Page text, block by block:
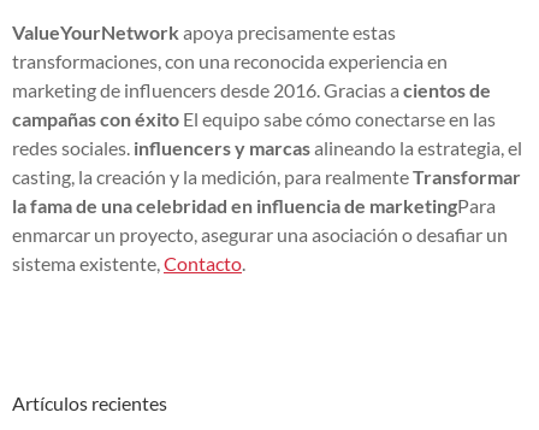
ValueYourNetwork apoya precisamente estas
transformaciones, con una reconocida experiencia en
marketing de influencers desde 2016. Gracias a cientos de
campañas con éxito El equipo sabe cómo conectarse en las
redes sociales. influencers y marcasalineando la estrategia, el
casting, la creación y la medición, para realmenteTransformar
la fama de una celebridad en influencia de marketingPara
enmarcar un proyecto, asegurar una asociación o desafiar un
sistema existente, Contacto
Artículos recientes